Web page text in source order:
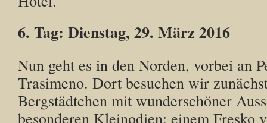
6. Tag: Dienstag, 29. März 2016
Nun geht es in den Norden, vorbei an
Trasimeno. Dort besuchen wir
Bergstädtchen mit wunderschöner
besonderen Kleinodien: einem Fresko